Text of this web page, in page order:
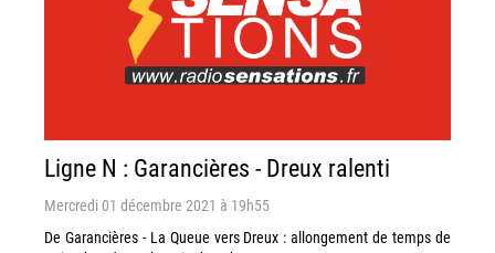
Ligne N : Garancières - Dreux ralenti
Mercredi 01 décembre 2021 à 19h55
De Garancières - La Queue vers Dreux : allongement de temps de